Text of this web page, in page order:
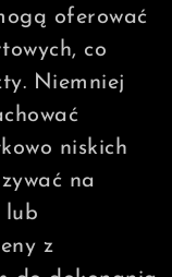
oferować
co
Niemniej
niskich
na
lub
z